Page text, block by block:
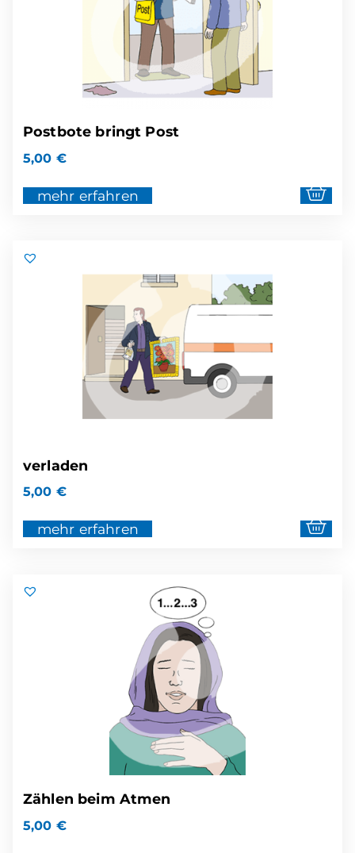
Postbote bringt Post
5,00 €
mehr erfahren
verladen
5,00 €
mehr erfahren
Zählen beim Atmen
5,00 €